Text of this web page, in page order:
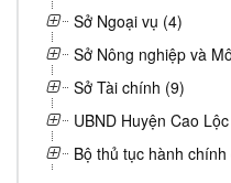
Sở Ngoại vụ (4)
Sở Nông nghiệp và
Sở Tài chính (9)
UBND Huyện Cao
Bộ thủ tục hành